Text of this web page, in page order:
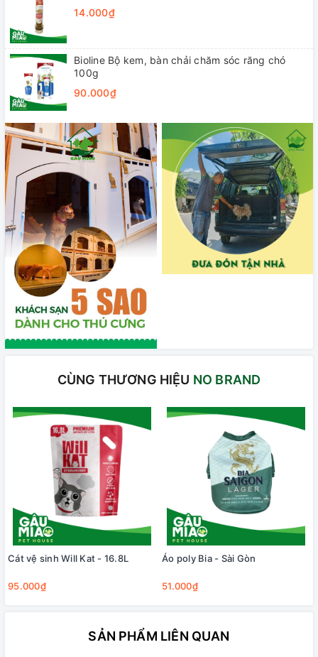
14.000₫
Bioline Bộ kem, bàn chải chăm sóc răng chó
100g
90.000₫
CÙNG THƯƠNG HIỆU NO BRAND
Cát vệ sinh Will Kat - 16.8L
95.000₫
Áo poly Bia - Sài Gòn
51.000₫
SẢN PHẨM LIÊN QUAN